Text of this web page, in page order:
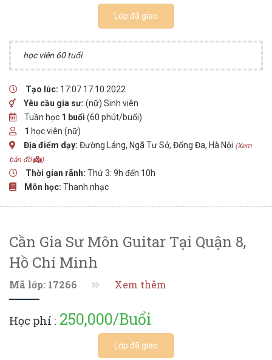
Lớp đã giao
học viên 60 tuổi
Tạo lúc: 17:07 17.10.2022
Yêu cầu gia sư: (nữ) Sinh viên
Tuần học 1 buổi (60 phút/buổi)
1 học viên (nữ)
Địa điểm dạy: Đường Láng, Ngã Tư Sở, Đống Đa, Hà Nội (Xem
bản đồ
)
Thời gian rãnh: Thứ 3: 9h đến 10h
Môn học: Thanh nhạc
Cần Gia Sư Môn Guitar Tại Quận 8,
Hồ Chí Minh
Mã lớp: 17266 Xem thêm
Học phí : 250,000/Buổi
Lớp đã giao